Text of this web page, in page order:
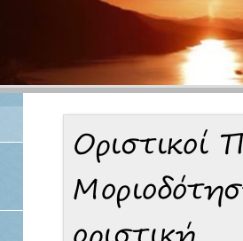
Οριστικοί
οριστική